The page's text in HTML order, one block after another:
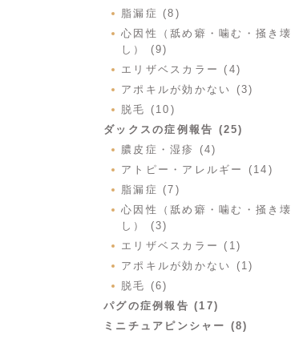
脂漏症 (8)
心因性（舐め癖・噛む・掻き壊
し） (9)
エリザベスカラー (4)
アポキルが効かない (3)
脱毛 (10)
ダックスの症例報告 (25)
膿皮症・湿疹 (4)
アトピー・アレルギー (14)
脂漏症 (7)
心因性（舐め癖・噛む・掻き壊
し） (3)
エリザベスカラー (1)
アポキルが効かない (1)
脱毛 (6)
パグの症例報告 (17)
ミニチュアピンシャー (8)